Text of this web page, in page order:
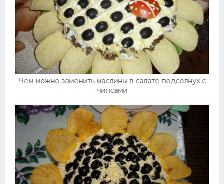
Чем можно заменить маслины в салате подсолнух с
чипсами